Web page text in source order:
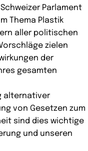
Parlament
Thema Plastik
aller politischen
zielen
der
gesamten
alternativer
von Gesetzen zum
sind dies wichtige
und unseren